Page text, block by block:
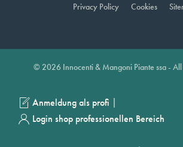
Privacy Policy Cookies
© 2026 Innocenti & Mangoni Piante ssa - All
Anmeldung als profi |
Login shop professionellen Bereich